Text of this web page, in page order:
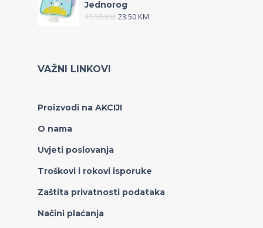
Jednorog
33.50KM 23.50KM
VAŽNI LINKOVI
Proizvodi na AKCIJI
O nama
Uvjeti poslovanja
Troškovi i rokovi isporuke
Zaštita privatnosti podataka
Načini plaćanja